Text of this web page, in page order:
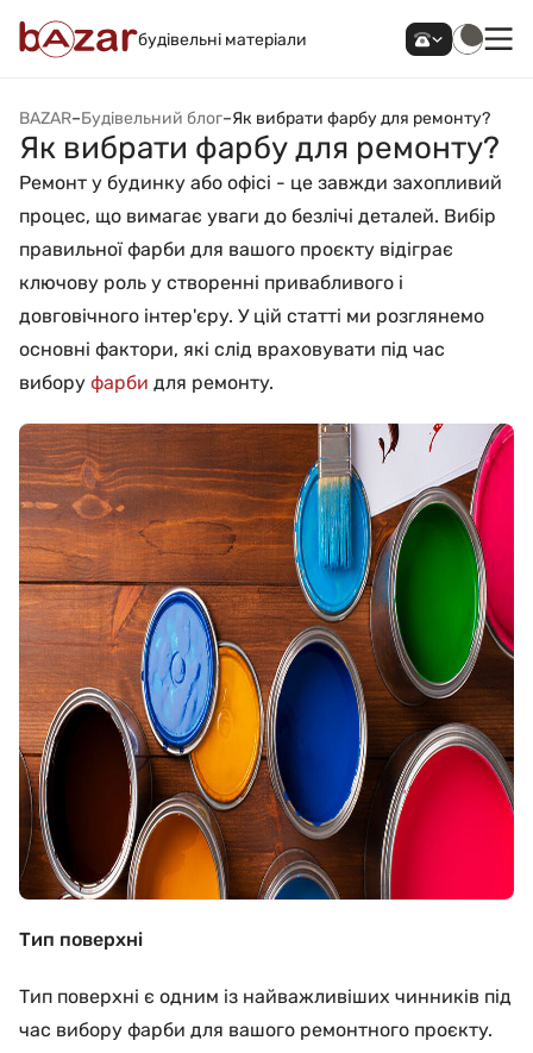
будівельні матеріали
BAZAR–Будівельний блог–Як вибрати фарбу для ремонту?
Як вибрати фарбу для ремонту?
Ремонт у будинку або офісі - це завжди захопливий
процес, що вимагає уваги до безлічі деталей. Вибір
правильної фарби для вашого проєкту відіграє
ключову роль у створенні привабливого і
довговічного інтер'єру. У цій статті ми розглянемо
основні фактори, які слід враховувати під час
вибору фарби для ремонту.
Тип поверхні
Тип поверхні є одним із найважливіших чинників під
час вибору фарби для вашого ремонтного проєкту.